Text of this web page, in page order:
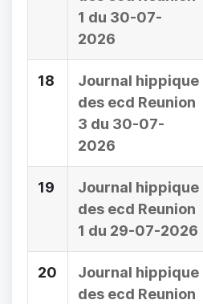
1 du 30-07-
2026
18
Journal hippique
des ecd Reunion
3 du 30-07-
2026
19
Journal hippique
des ecd Reunion
1 du 29-07-2026
20
Journal hippique
des ecd Reunion